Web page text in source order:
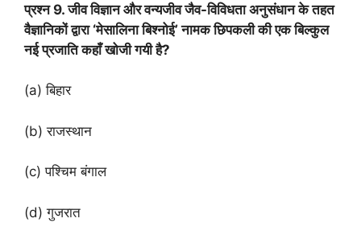
प्रश्न 9. जीव विज्ञान और वन्यजीव जैव-विविधता अनुसंधान के तहत
वैज्ञानिकों द्वारा ‘मेसालिना बिश्नोई’ नामक छिपकली की एक बिल्कुल
नई प्रजाति कहाँ खोजी गयी है?
(a) बिहार
(b) राजस्थान
(c) पश्चिम बंगाल
(d) गुजरात